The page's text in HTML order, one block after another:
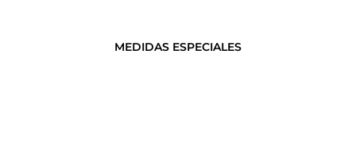
MEDIDAS ESPECIALES